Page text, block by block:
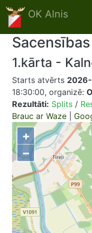
Skip to main content
OK Alnis
Sacensības
1.kārta -
Starts atvērts
18:30:00, organizē:
Rezultāti: Splits /
Brauc ar Waze
+
−